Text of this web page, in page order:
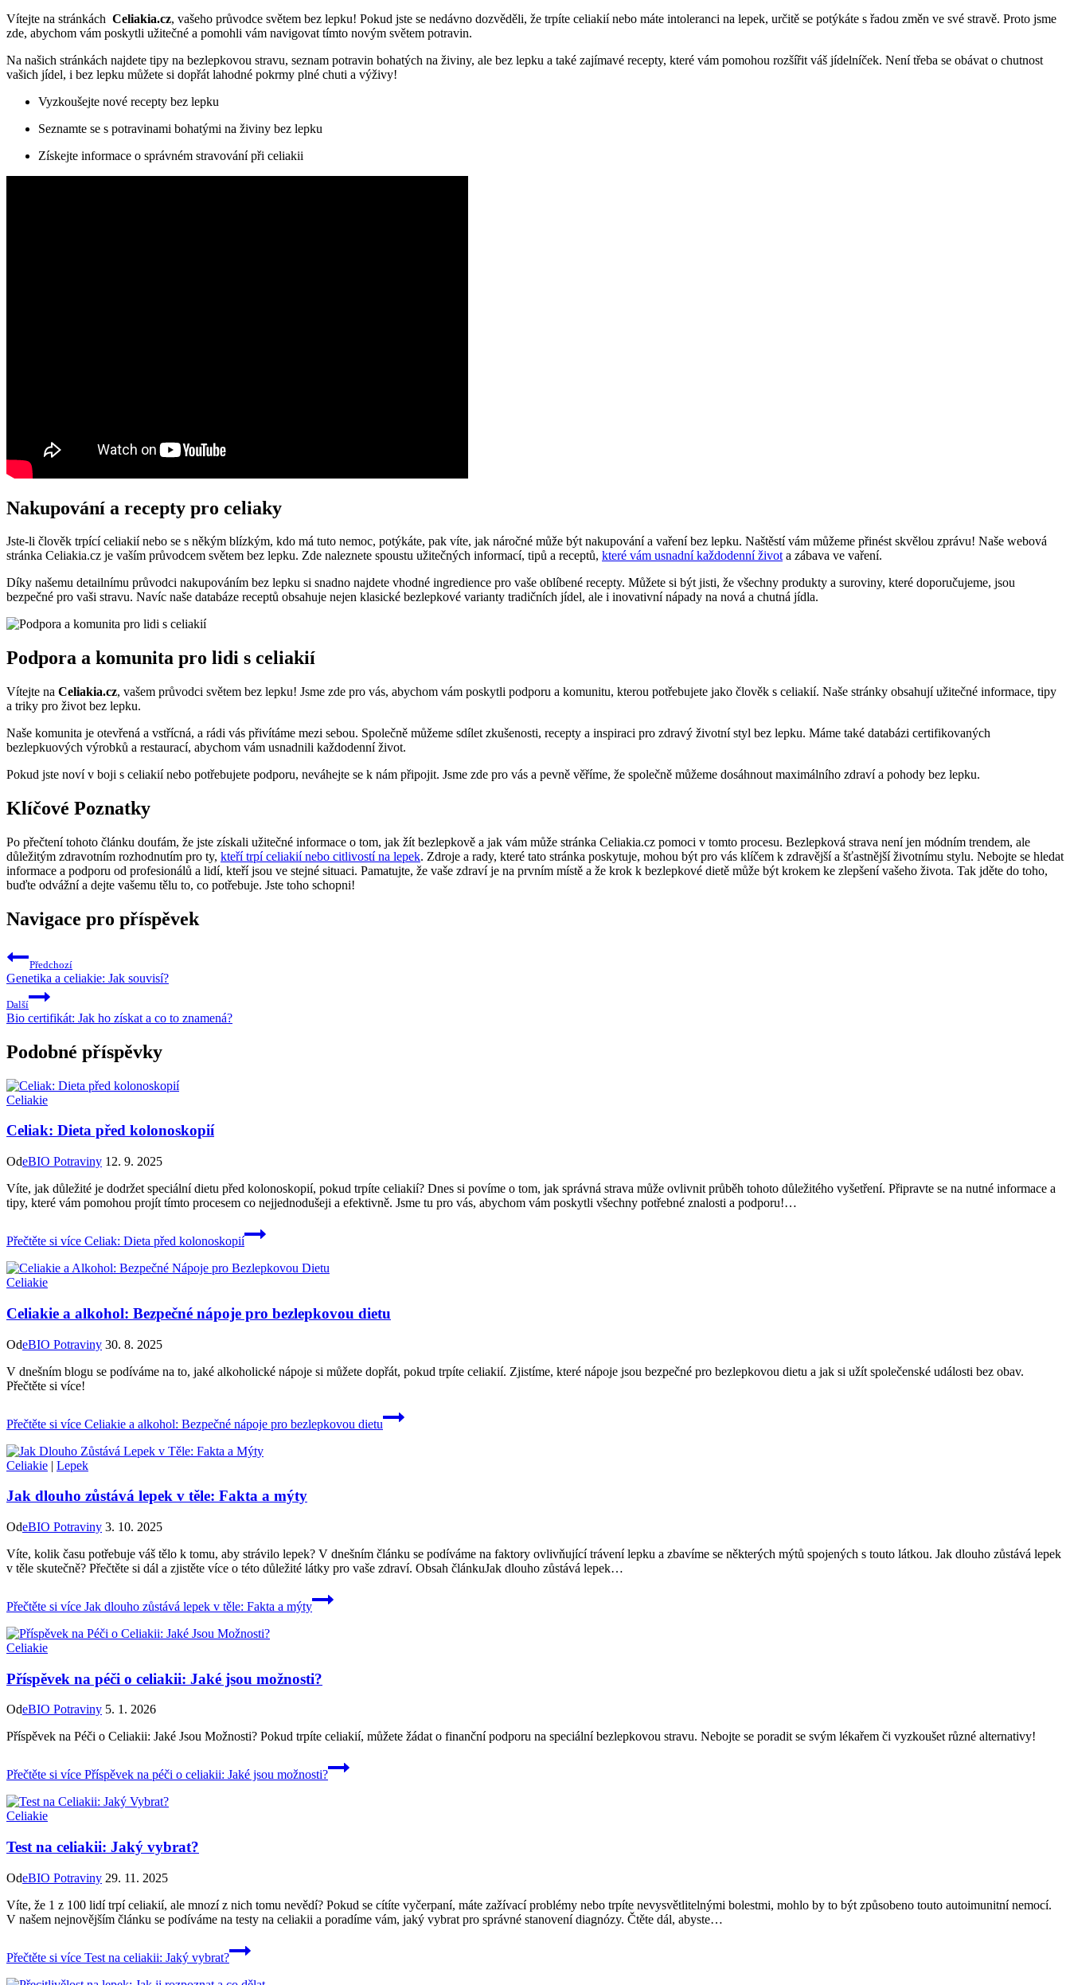
Vítejte na stránkách ⁤ Celiakia.cz, vašeho průvodce světem bez lepku! Pokud ⁢jste se nedávno dozvěděli, že trpíte celiakií nebo máte ​intoleranci na lepek, určitě se potýkáte s řadou změn ve své stravě. Proto jsme
zde, abychom vám poskytli ⁢užitečné a pomohli vám navigovat tímto novým světem potravin.
Na našich stránkách ⁣najdete tipy na bezlepkovou stravu, ​seznam potravin bohatých na živiny, ale bez‌ lepku a také zajímavé recepty, které ⁢vám pomohou rozšířit váš jídelníček. Není ⁣třeba se obávat o chutnost
vašich jídel, i bez lepku můžete⁣ si dopřát lahodné pokrmy plné chuti a výživy!
Vyzkoušejte nové recepty bez lepku
Seznamte se s potravinami bohatými na živiny bez lepku
Získejte informace o správném stravování při celiakii
Nakupování a​ recepty pro ‍celiaky
Jste-li člověk trpící celiakií nebo se s někým blízkým, kdo má tuto nemoc, potýkáte, pak víte, jak náročné může být nakupování a vaření bez lepku. Naštěstí vám můžeme přinést skvělou⁣ zprávu! Naše webová
stránka Celiakia.cz je vaším průvodcem‍ světem bez lepku. ‍Zde naleznete ‌spoustu užitečných informací, tipů a receptů, které vám usnadní každodenní života zábava ve vaření.
Díky našemu detailnímu ⁤průvodci nakupováním bez lepku si‌ snadno‍ najdete vhodné ingredience ‌pro vaše oblíbené​ recepty. Můžete⁢ si být jisti, že ​všechny produkty a suroviny, které doporučujeme, jsou
bezpečné pro vaši ⁣stravu. Navíc naše databáze receptů obsahuje​ nejen klasické bezlepkové varianty tradičních jídel, ale i inovativní nápady na nová ‌a chutná ​jídla.
Podpora a komunita ‌pro lidi ⁤s​ celiakií
Vítejte na Celiakia.cz, vašem ​průvodci světem bez lepku! Jsme zde pro vás,‍ abychom vám poskytli podporu a ‍komunitu, kterou potřebujete jako člověk s celiakií. ⁢Naše stránky obsahují užitečné informace, tipy
a triky pro ⁤život bez lepku.
Naše komunita je otevřená ​a vstřícná, a rádi vás‌ přivítáme mezi sebou. Společně můžeme sdílet⁢ zkušenosti, recepty a‍ inspiraci pro zdravý životní ⁢styl bez‌ lepku. Máme také databázi certifikovaných
bezlepkuových výrobků a restaurací,⁢ abychom vám ⁢usnadnili⁢ každodenní ⁤život.
Pokud jste noví v boji s celiakií nebo‌ potřebujete podporu, neváhejte se k ⁤nám připojit. Jsme⁢ zde pro vás ​a pevně věříme, že společně můžeme dosáhnout maximálního zdraví a pohody bez lepku.
Klíčové Poznatky
Po‌ přečtení ⁤tohoto článku doufám, že jste získali užitečné informace o tom,​ jak žít bezlepkově a jak vám může stránka‌ Celiakia.cz pomoci ‍v tomto procesu. Bezlepková strava není jen módním trendem, ale
⁤důležitým zdravotním rozhodnutím pro ty, kteří trpí celiakií nebo citlivostí na lepek. Zdroje a rady, které tato stránka poskytuje, mohou být⁣ pro ​vás klíčem k zdravější a šťastnější životnímu stylu. Nebojte se hledat
informace a podporu od profesionálů‌ a lidí, kteří ⁣jsou⁢ ve stejné situaci. Pamatujte, že ⁣vaše ‌zdraví je na prvním ‌místě ⁤a že krok k⁢ bezlepkové ‍dietě může být krokem ke zlepšení vašeho‌ života. Tak jděte do⁢ toho,
‍buďte ⁢odvážní a dejte vašemu tělu to, co potřebuje.⁤ Jste toho schopni!
Navigace pro příspěvek
Předchozí
Genetika a celiakie: Jak souvisí?
Další
Bio certifikát: Jak ho získat a co to znamená?
Podobné příspěvky
Celiakie
Celiak: Dieta před kolonoskopií
OdeBIO Potraviny 12. 9. 2025
Víte, jak důležité je dodržet speciální dietu před kolonoskopií, pokud trpíte celiakií? Dnes si povíme o tom, jak správná strava může ovlivnit průběh tohoto důležitého vyšetření. Připravte se na nutné informace a
tipy, které vám pomohou projít tímto procesem co nejjednodušeji a efektivně. Jsme tu pro vás, abychom vám poskytli všechny potřebné znalosti a podporu!…
Přečtěte si více Celiak: Dieta před kolonoskopií
Celiakie
Celiakie a alkohol: Bezpečné nápoje pro bezlepkovou dietu
OdeBIO Potraviny 30. 8. 2025
V dnešním blogu se podíváme na to, jaké alkoholické nápoje si můžete dopřát, pokud trpíte celiakií. Zjistíme, které nápoje jsou bezpečné pro bezlepkovou dietu a jak si užít společenské události bez obav.
Přečtěte si více!
Přečtěte si více Celiakie a alkohol: Bezpečné nápoje pro bezlepkovou dietu
Celiakie | Lepek
Jak dlouho zůstává lepek v těle: Fakta a mýty
OdeBIO Potraviny 3. 10. 2025
Víte, kolik času potřebuje váš tělo k tomu, aby strávilo lepek? V dnešním článku se podíváme na faktory ovlivňující trávení lepku a zbavíme se některých mýtů spojených s touto látkou. Jak dlouho zůstává lepek
v těle skutečně? Přečtěte si dál a zjistěte více o této důležité látky pro vaše zdraví. Obsah článkuJak dlouho zůstává lepek…
Přečtěte si více Jak dlouho zůstává lepek v těle: Fakta a mýty
Celiakie
Příspěvek na péči o celiakii: Jaké jsou možnosti?
OdeBIO Potraviny 5. 1. 2026
Příspěvek na Péči o Celiakii: Jaké Jsou Možnosti? Pokud trpíte celiakií, můžete žádat o finanční podporu na speciální bezlepkovou stravu. Nebojte se poradit se svým lékařem či vyzkoušet různé alternativy!
Přečtěte si více Příspěvek na péči o celiakii: Jaké jsou možnosti?
Celiakie
Test na celiakii: Jaký vybrat?
OdeBIO Potraviny 29. 11. 2025
Víte, že 1 z 100 lidí trpí celiakií, ale mnozí z nich tomu nevědí? Pokud se cítíte vyčerpaní, máte zažívací problémy nebo trpíte nevysvětlitelnými bolestmi, mohlo by to být způsobeno touto autoimunitní nemocí.
V našem nejnovějším článku se podíváme na testy na celiakii a poradíme vám, jaký vybrat pro správné stanovení diagnózy. Čtěte dál, abyste…
Přečtěte si více Test na celiakii: Jaký vybrat?